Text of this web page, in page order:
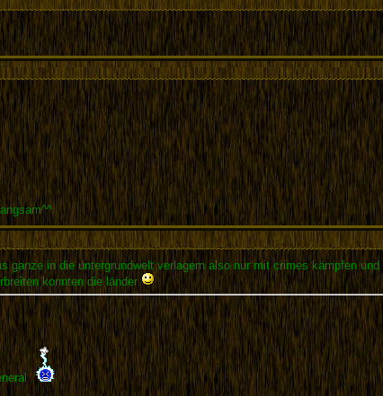
ganze in die untergrundwelt verlagern also nur mit crimes kämpfen
konnten die länder